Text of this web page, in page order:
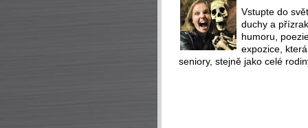
Vstupte do
duchy a
humoru,
expozice,
seniory, stejně jako celé